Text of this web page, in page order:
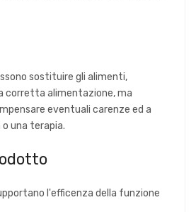
sostituire gli alimenti,
corretta alimentazione, ma
eventuali carenze ed a
una terapia.
l'efficenza della funzione